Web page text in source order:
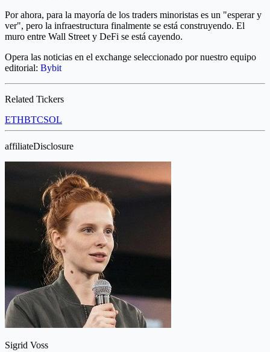
Por ahora, para la mayoría de los traders minoristas es un "esperar y
ver", pero la infraestructura finalmente se está construyendo. El
muro entre Wall Street y DeFi se está cayendo.
Opera las noticias en el exchange seleccionado por nuestro equipo
editorial: Bybit
Related Tickers
ETHBTCSOL
affiliateDisclosure
Sigrid Voss